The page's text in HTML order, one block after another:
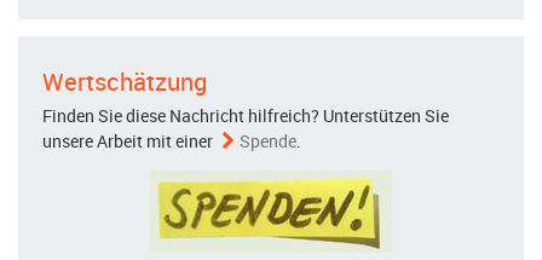
Wertschätzung
Finden Sie diese Nachricht hilfreich? Unterstützen Sie
unsere Arbeit mit einer
Spende.